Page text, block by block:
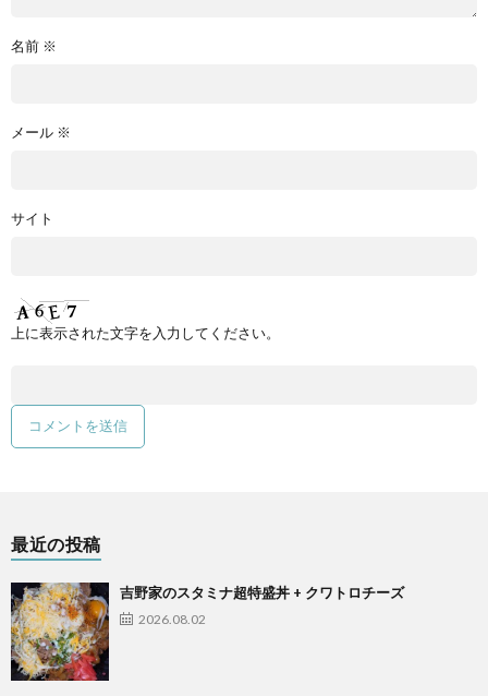
名前 ※
メール ※
サイト
上に表示された文字を入力してください。
最近の投稿
吉野家のスタミナ超特盛丼 + クワトロチーズ
2026.08.02